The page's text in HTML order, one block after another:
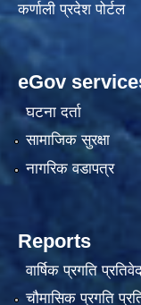
कर्णाली प्रदेश पोर्टल
eGov
घटना दर्ता
सामाजिक सुरक्षा
नागरिक वडापत्र
Reports
वार्षिक प्रगति
चौमासिक प्रगति